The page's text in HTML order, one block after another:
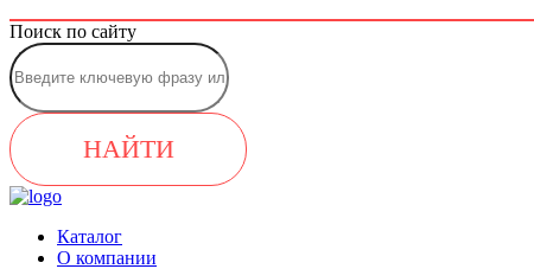
Поиск по сайту
НАЙТИ
Каталог
О компании